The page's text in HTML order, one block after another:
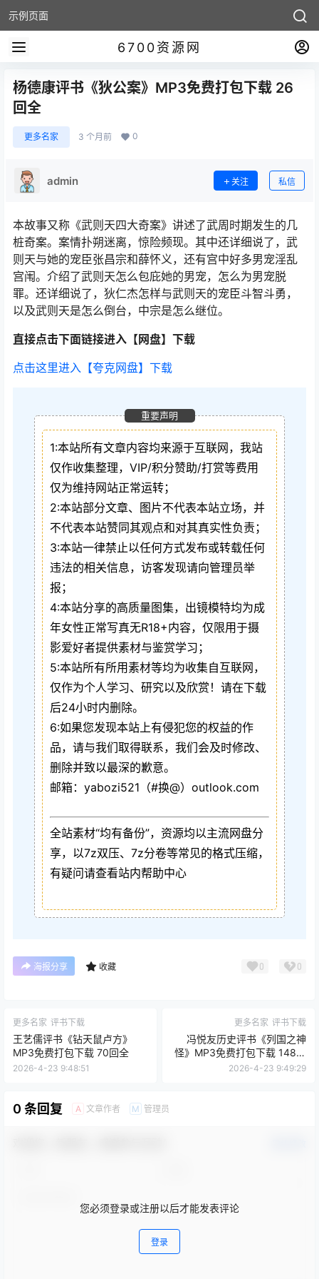
示例页面
6700资源网
杨德康评书《狄公案》MP3免费打包下载 26
回全
更多名家 3 个月前 0
admin 关注 私信
本故事又称《武则天四大奇案》讲述了武周时期发生的几
桩奇案。案情扑朔迷离，惊险频现。其中还详细说了，武
则天与她的宠臣张昌宗和薛怀义，还有宫中好多男宠淫乱
宫闱。介绍了武则天怎么包庇她的男宠，怎么为男宠脱
罪。还详细说了，狄仁杰怎样与武则天的宠臣斗智斗勇，
以及武则天是怎么倒台，中宗是怎么继位。
直接点击下面链接进入【网盘】下载
点击这里进入【夸克网盘】下载
重要声明
1:本站所有文章内容均来源于互联网，我站
仅作收集整理，VIP/积分赞助/打赏等费用
仅为维持网站正常运转；
2:本站部分文章、图片不代表本站立场，并
不代表本站赞同其观点和对其真实性负责；
3:本站一律禁止以任何方式发布或转载任何
违法的相关信息，访客发现请向管理员举
报；
4:本站分享的高质量图集，出镜模特均为成
年女性正常写真无R18+内容，仅限用于摄
影爱好者提供素材与鉴赏学习；
5:本站所有所用素材等均为收集自互联网，
仅作为个人学习、研究以及欣赏！请在下载
后24小时内删除。
6:如果您发现本站上有侵犯您的权益的作
品，请与我们取得联系，我们会及时修改、
删除并致以最深的歉意。
邮箱：yabozi521（#换@）outlook.com
全站素材“均有备份”，资源均以主流网盘分
享，以7z双压、7z分卷等常见的格式压缩，
有疑问请查看站内帮助中心
海报分享 收藏 0 0
更多名家 评书下载
王艺儒评书《钻天鼠卢方》
MP3免费打包下载 70回全
2026-4-23 9:48:51
更多名家 评书下载
冯悦友历史评书《列国之神
怪》MP3免费打包下载 148回
全
2026-4-23 9:49:29
0 条回复 A 文章作者 M 管理员
您必须登录或注册以后才能发表评论
登录